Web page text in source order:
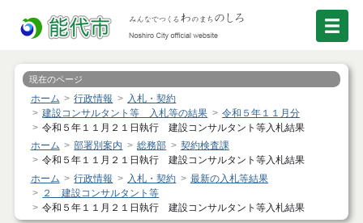
現在のページ
ホーム 行政情報
入札・契約
建設コンサルタント等 入札等の結果
令和５年１１月分
令和５年１１月２１日執行 建設コンサルタント等入札結果
ホーム
部署別案内 総務部
契約検査課
令和５年１１月２１日執行 建設コンサルタント等入札結果
ホーム
行政情報 入札・契約
最新の入札等結果
２ 建設コンサルタント等
令和５年１１月２１日執行 建設コンサルタント等入札結果